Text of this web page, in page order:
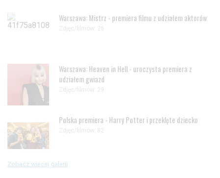
Warszawa: Mistrz - premiera filmu z udziałem aktorów
Zdjęc/filmów: 26
Warszawa: Heaven in Hell - uroczysta premiera z
udziałem gwiazd
Zdjęc/filmów: 29
Polska premiera - Harry Potter i przeklęte dziecko
Zdjęc/filmów: 82
Zobacz więcej galerii